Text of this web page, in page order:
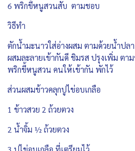
6 พริกขี้หนูสวนสับ ตามชอบ
วิธีทำ
ตักน้ำมะนาวใส่อ่างผสม ตามด้วยน้ำปล
ผสมละลายเข้ากันดี ชิมรส ปรุงเพิ่ม ตา
พริกขี้หนูสวน คนให้เข้ากัน พักไว้
ส่วนผสมข้าวคลุกปูไข่อบเกลือ
1 ข้าวสวย 2 ถ้วยตวง
2 น้ำจิ้ม ½ ถ้วยตวง